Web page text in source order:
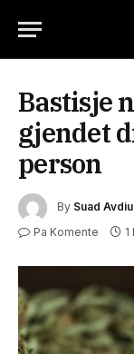
Bastisje
gjendet
person
By Suad Avdiu
Pa Komente 1